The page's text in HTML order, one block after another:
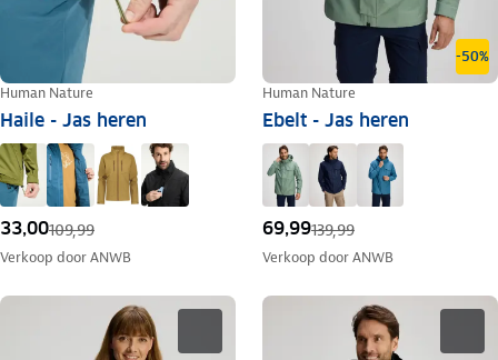
Human Nature
Haile - Jas heren
33,00109,99
Verkoop doorANWB
-50%
Human Nature
Ebelt - Jas heren
69,99139,99
Verkoop doorANWB